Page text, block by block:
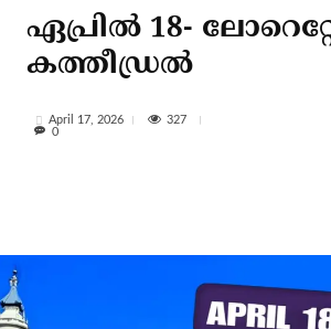
ഏപ്രില്‍ 18-
കത്തീഡ്രല്‍
April 17, 2026
327
0